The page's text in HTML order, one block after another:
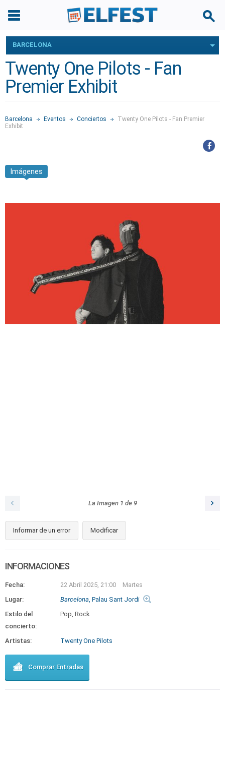
BARCELONA
Twenty One Pilots - Fan
Premier Exhibit
Barcelona Eventos Conciertos
Twenty One Pilots - Fan Premier
Exhibit
Imágenes
La Imagen 1 de 9
Informar de un error Modificar
INFORMACIONES
Fecha: 22 Abril 2025, 21:00
Martes
Lugar:
Barcelona, Palau Sant Jordi
Estilo del
concierto:
Pop, Rock
Artistas: Twenty One Pilots
Comprar Entradas